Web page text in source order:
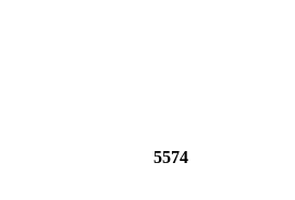
5574